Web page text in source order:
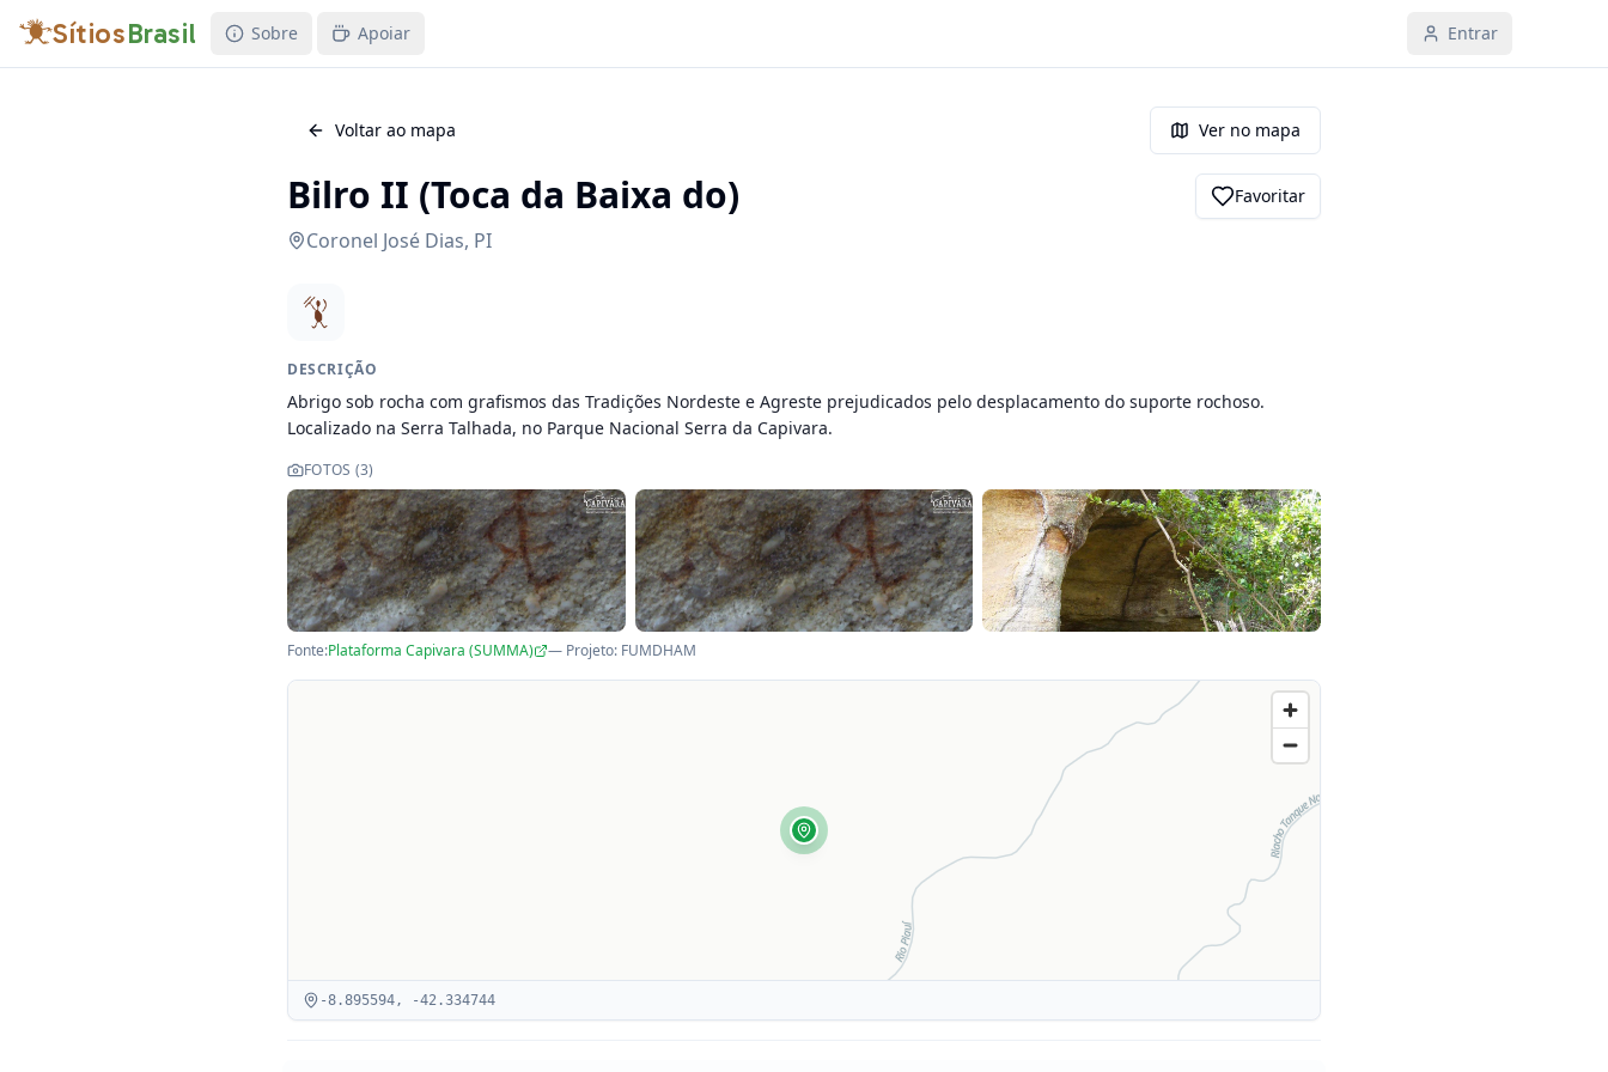
SítiosBrasil Sobre Apoiar Entrar
Voltar ao mapa Ver no mapa
Bilro II (Toca da Baixa do)
Coronel José Dias, PI
Favoritar
DESCRIÇÃO
Abrigo sob rocha com grafismos das Tradições Nordeste e Agreste prejudicados pelo desplacamento do suporte rochoso.
Localizado na Serra Talhada, no Parque Nacional Serra da Capivara.
FOTOS (3)
Fonte:Plataforma Capivara (SUMMA) — Projeto: FUMDHAM
-8.895594, -42.334744